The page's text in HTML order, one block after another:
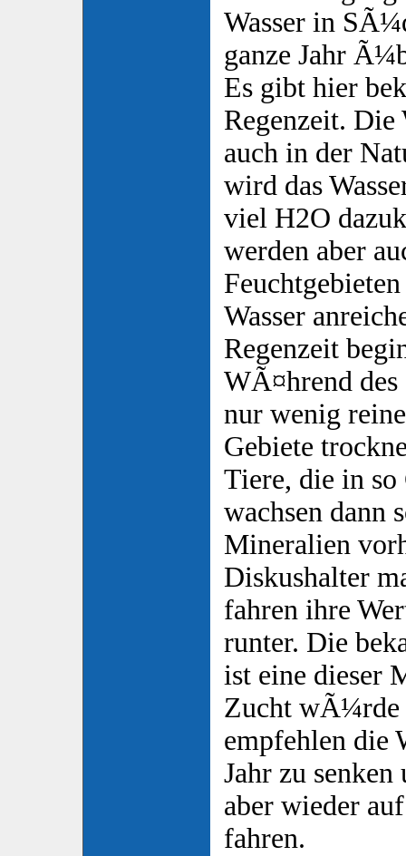
Wasser in
ganze Jahr
Es gibt hier
Regenzeit. Die
auch in der
wird das
viel H2O
werden aber
Wasser
Regenzeit
WÃ¤hrend des
nur wenig
Gebiete
Tiere, die in so
wachsen dann
Mineralien
Diskushalter
fahren ihre
runter. Die
ist eine dieser
Zucht wÃ¼rde
empfehlen die
Jahr zu senken
aber wieder
fahren.